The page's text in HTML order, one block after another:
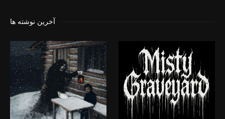
آخرین نوشته ها